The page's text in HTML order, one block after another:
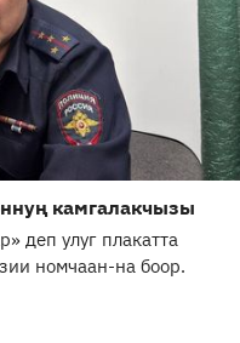
камгалакчызы
деп улуг плакатта
номчаан-на боор.